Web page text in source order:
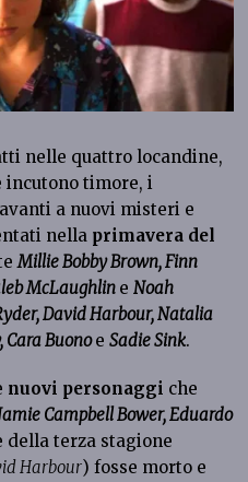
nelle quattro locandine,
timore, i
a nuovi misteri e
nella primavera del
Millie Bobby Brown, Finn
McLaughlin eNoah
David Harbour, Natalia
Cara BuonoeSadie Sink.
nuovi personaggi che
Campbell Bower, Eduardo
della terza stagione
Harbour) fosse morto e